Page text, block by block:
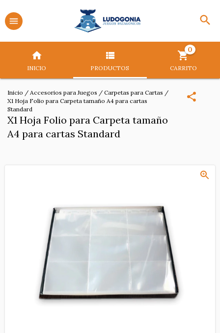
INICIO PRODUCTOS CARRITO
0
Inicio / Accesorios para Juegos / Carpetas para Cartas /
X1 Hoja Folio para Carpeta tamaño A4 para cartas
Standard
X1 Hoja Folio para Carpeta tamaño
A4 para cartas Standard